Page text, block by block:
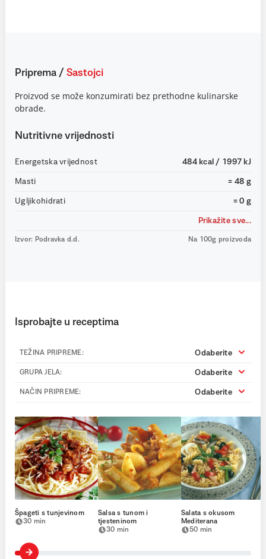
Priprema / Sastojci
Proizvod se može konzumirati bez prethodne kulinarske
obrade.
Nutritivne vrijednosti
Energetska vrijednost 484 kcal / 1997 kJ
Masti = 48 g
Ugljikohidrati = 0 g
Prikažite sve...
Izvor: Podravka d.d. Na 100g proizvoda
Isprobajte u receptima
TEŽINA PRIPREME: Odaberite
GRUPA JELA: Odaberite
NAČIN PRIPREME: Odaberite
Špageti s tunjevinom
30 min
Salsa s tunom i
tjesteninom
30 min
Salata s okusom
Mediterana
50 min